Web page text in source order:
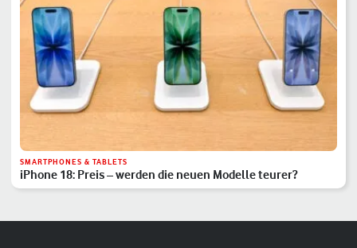
SMARTPHONES & TABLETS
iPhone 18: Preis – werden die neuen Modelle teurer?